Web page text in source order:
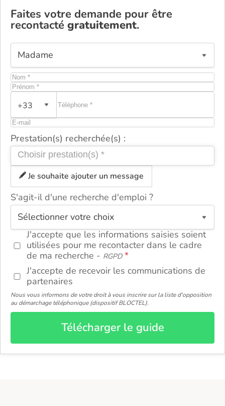
Faites votre demande pour être
recontacté gratuitement.
+33
Prestation(s) recherchée(s) :
Je souhaite ajouter un message
S'agit-il d'une recherche d'emploi ?
J'accepte que les informations saisies soient
utilisées pour me recontacter dans le cadre
de ma recherche - RGPD
J'accepte de recevoir les communications de
partenaires
Nous vous informons de votre droit à vous inscrire sur la liste d'opposition
au démarchage téléphonique (dispositif BLOCTEL).
Télécharger le guide
ou